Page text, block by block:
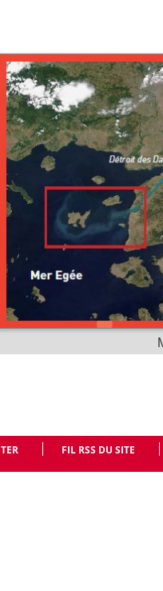
FIL RSS DU SITE